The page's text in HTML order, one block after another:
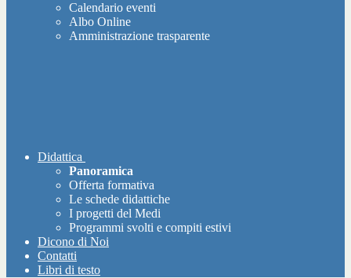
Calendario eventi
Albo Online
Amministrazione trasparente
Didattica
Panoramica
Offerta formativa
Le schede didattiche
I progetti del Medi
Programmi svolti e compiti estivi
Dicono di Noi
Contatti
Libri di testo